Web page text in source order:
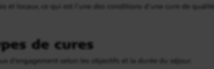
et locaux, ce qui est l’une des conditions d’une cure de qualité.
de cures
d’engagement selon les objectifs et la durée du séjour.